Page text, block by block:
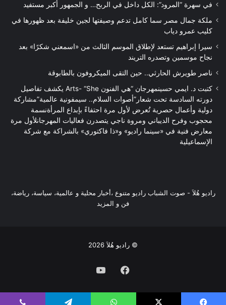
في سهرة “المرود”: الكل داخل في الربح… و الجمهور أكبر مستفيد
ملكة جمال مصر سما كامل تدعم وصيفتها لجين خليفة بعد ظهورها في
كليب عمرو دياب
سيرا إبراهيم تستعد لإطلاق الموسم الثالث من «اسمعني شكرًا» بعد
نجاح موسمين وتصدره التريند
ناصر طويرش الحارثي.. حين التقى الميكروفون بالطابوقة
كتبت د. ايمي حسينمهرجان “هي الفنون Arts- “She يكشف تفاصيل
دورته السادسة تحت شعار”أصوات السلام.. سيمفونية عالمية”مشاركة
دولية وأعمال حصرية تُعرض لأول مرة احتفاءً بإبداع المرأةنسمة
محجوب وفرح الديباني ومروة ناجي يتصدرن فعاليات المهرجانلأول مرة
معارض فنية في «سينما راديو» و«ذا فاكتوري» بالشراكة مع شركة
الإسماعيلية
راديو هُلاَ‎ - صوت الشباب راديو متنوع ،أخبار محلية و عالمية، سياسة، رياضة،
فن و المزيد
© راديو هُلاَ 2026
فيسبوكيوتيوب